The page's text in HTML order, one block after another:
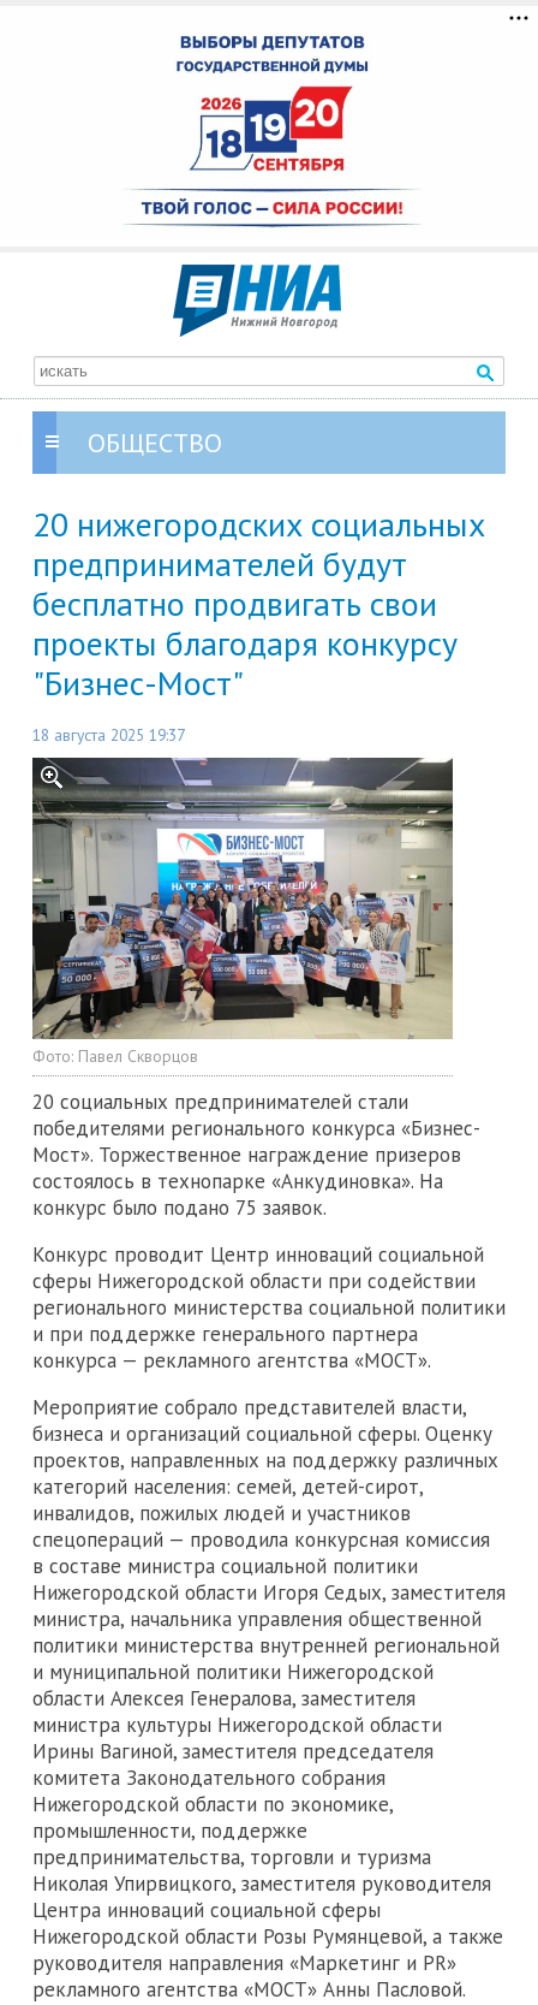
ОБЩЕСТВО
20 нижегородских социальных
предпринимателей будут
бесплатно продвигать свои
проекты благодаря конкурсу
"Бизнес-Мост"
18 августа 2025 19:37
Фото: Павел Скворцов
20 социальных предпринимателей стали
победителями регионального конкурса «Бизнес-
Мост». Торжественное награждение призеров
состоялось в технопарке «Анкудиновка». На
конкурс было подано 75 заявок.
Конкурс проводит Центр инноваций социальной
сферы Нижегородской области при содействии
регионального министерства социальной политики
и при поддержке генерального партнера
конкурса — рекламного агентства «МОСТ».
Мероприятие собрало представителей власти,
бизнеса и организаций социальной сферы. Оценку
проектов, направленных на поддержку различных
категорий населения: семей, детей-сирот,
инвалидов, пожилых людей и участников
спецопераций — проводила конкурсная комиссия
в составе министра социальной политики
Нижегородской области Игоря Седых, заместителя
министра, начальника управления общественной
политики министерства внутренней региональной
и муниципальной политики Нижегородской
области Алексея Генералова, заместителя
министра культуры Нижегородской области
Ирины Вагиной, заместителя председателя
комитета Законодательного собрания
Нижегородской области по экономике,
промышленности, поддержке
предпринимательства, торговли и туризма
Николая Упирвицкого, заместителя руководителя
Центра инноваций социальной сферы
Нижегородской области Розы Румянцевой, а также
руководителя направления «Маркетинг и PR»
рекламного агентства «МОСТ» Анны Пасловой.